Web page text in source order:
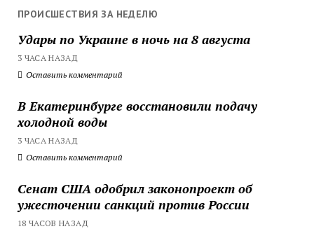
ПРОИСШЕСТВИЯ ЗА НЕДЕЛЮ
Удары по Украине в ночь на 8 августа
3 ЧАСА НАЗАД
Оставить комментарий
В Екатеринбурге восстановили подачу
холодной воды
3 ЧАСА НАЗАД
Оставить комментарий
Сенат США одобрил законопроект об
ужесточении санкций против России
18 ЧАСОВ НАЗАД